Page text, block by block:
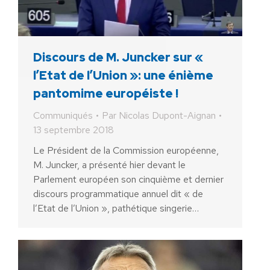
Discours de M. Juncker sur «
l’Etat de l’Union »: une énième
pantomime européiste !
Communiqués Par Nicolas Dupont-Aignan
13 septembre 2018
Le Président de la Commission européenne,
M. Juncker, a présenté hier devant le
Parlement européen son cinquième et dernier
discours programmatique annuel dit « de
l’Etat de l’Union », pathétique singerie…